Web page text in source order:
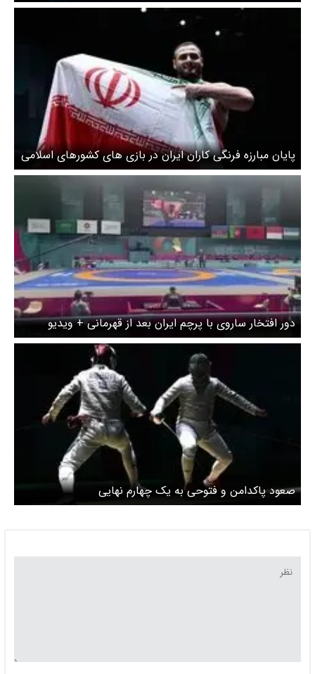
رسید + ویدیو
پایان مبارزه فرنگی کاران ایران در بازی های کشورهای اسلامی
دور افتخار ساروی با پرچم ایران بعد از قهرمانی + ویدیو
صعود پاکدامن و فتوحی به یک چهارم نهایی